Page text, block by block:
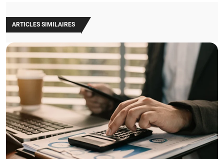
ARTICLES SIMILAIRES